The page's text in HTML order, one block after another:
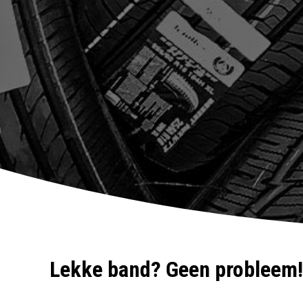
Lekke band? Geen probleem!